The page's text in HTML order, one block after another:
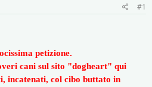
#1
petizione.
cani sul sito "dogheart" qui
incatenati, col cibo buttato in